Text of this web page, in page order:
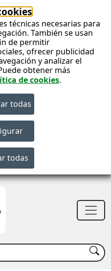
técnicas necesarias para
También se usan
de permitir
ofrecer publicidad
y analizar el
obtener más
de cookies.
Buscar